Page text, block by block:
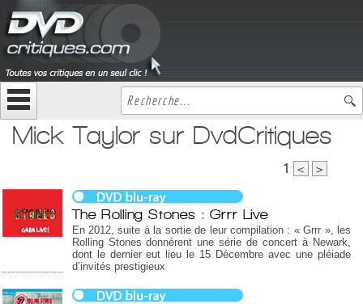
Mick Taylor sur DvdCritiques
1 < >
The Rolling Stones : Grrr Live
En 2012, suite à la sortie de leur compilation : « Grrr », les
Rolling Stones donnèrent une série de concert à Newark,
dont le dernier eut lieu le 15 Décembre avec une pléiade
d’invités prestigieux